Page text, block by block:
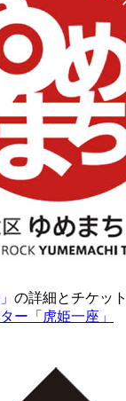
の詳細とチケッ
ー「虎姫一座」